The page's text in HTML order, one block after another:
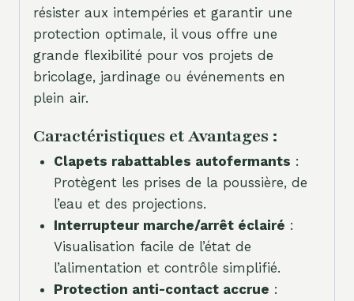
résister aux intempéries et garantir une
protection optimale, il vous offre une
grande flexibilité pour vos projets de
bricolage, jardinage ou événements en
plein air.
Caractéristiques et Avantages :
Clapets rabattables autofermants :
Protègent les prises de la poussière, de
l’eau et des projections.
Interrupteur marche/arrêt éclairé :
Visualisation facile de l’état de
l’alimentation et contrôle simplifié.
Protection anti-contact accrue :